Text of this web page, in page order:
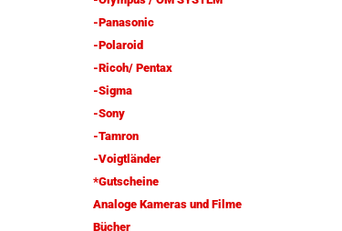
-Panasonic
-Polaroid
-Ricoh/ Pentax
-Sigma
-Sony
-Tamron
-Voigtländer
*Gutscheine
Analoge Kameras und Filme
Bücher